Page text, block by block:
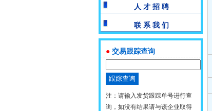
人 才 招 聘
联 系 我 们
● 交易跟踪查询
注：请输入发货跟踪单号进行查
询，如没有结果请与该企业取得